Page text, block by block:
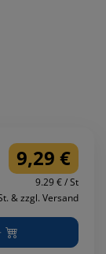
9,29 €
9.29 € / St
& zzgl. Versand